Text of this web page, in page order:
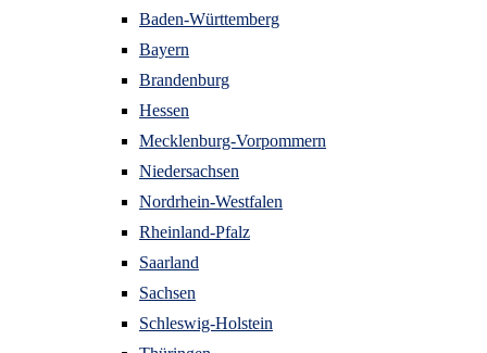
Baden-Württemberg
Bayern
Brandenburg
Hessen
Mecklenburg-Vorpommern
Niedersachsen
Nordrhein-Westfalen
Rheinland-Pfalz
Saarland
Sachsen
Schleswig-Holstein